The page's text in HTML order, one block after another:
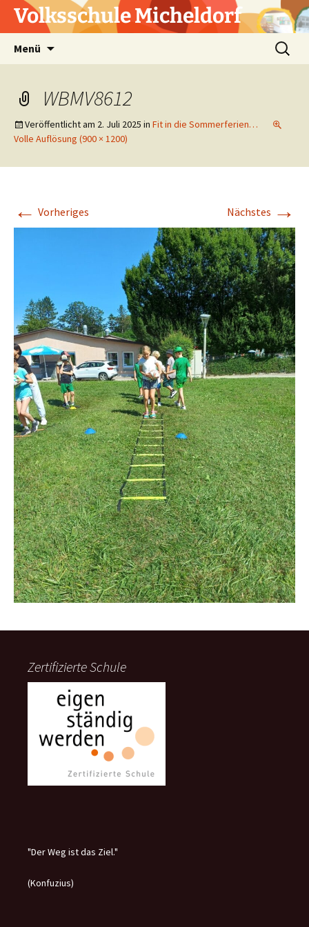
Zum
InhaltVolksschule Micheldorf
Menü
Suchen
nach:
WBMV8612
Veröffentlicht am 2. Juli 2025 in Fit in die Sommerferien…
Volle Auflösung (900 × 1200)
← Vorheriges Nächstes →
Zertifizierte Schule
"Der Weg ist das Ziel."
(Konfuzius)